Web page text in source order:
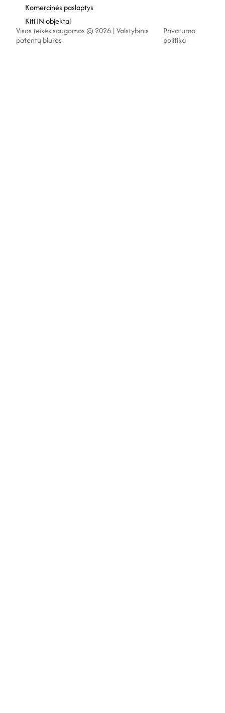
Komercinės paslaptys
Kiti IN objektai
Visos teisės saugomos © 2026 | Valstybinis
patentų biuras
Privatumo
politika